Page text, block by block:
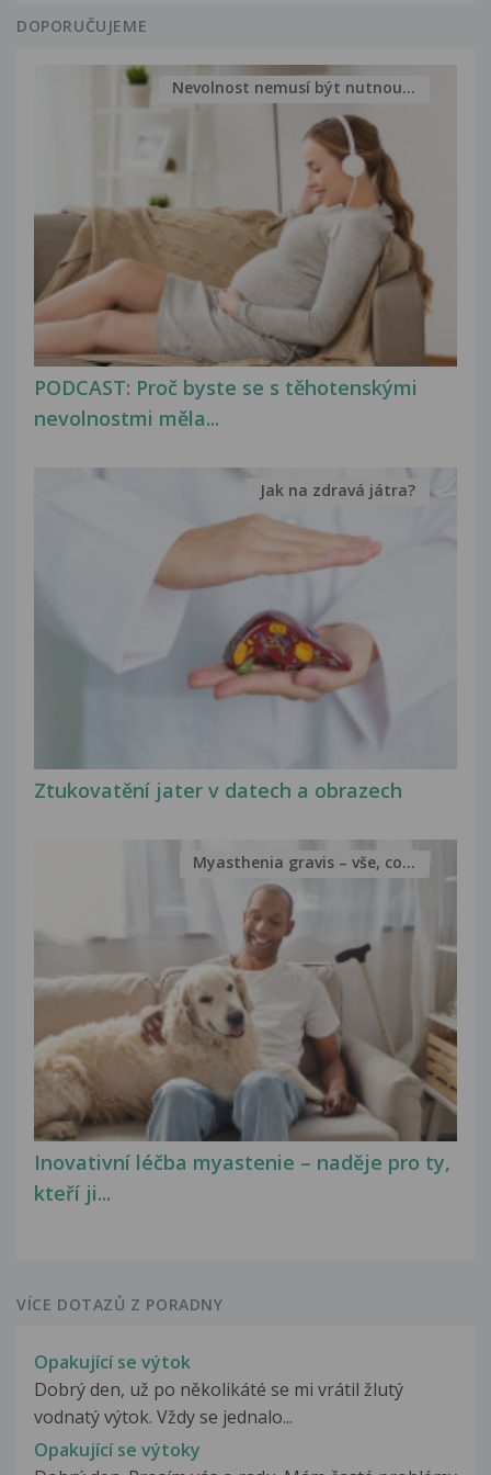
DOPORUČUJEME
PODCAST: Proč byste se s těhotenskými
nevolnostmi měla...
Nevolnost nemusí být nutnou...
Ztukovatění jater v datech a obrazech
Jak na zdravá játra?
Inovativní léčba myastenie – naděje pro ty,
kteří ji...
Myasthenia gravis – vše, co...
VÍCE DOTAZŮ Z PORADNY
Opakující se výtok
Dobrý den, už po několikáté se mi vrátil žlutý
vodnatý výtok. Vždy se jednalo...
Opakující se výtoky